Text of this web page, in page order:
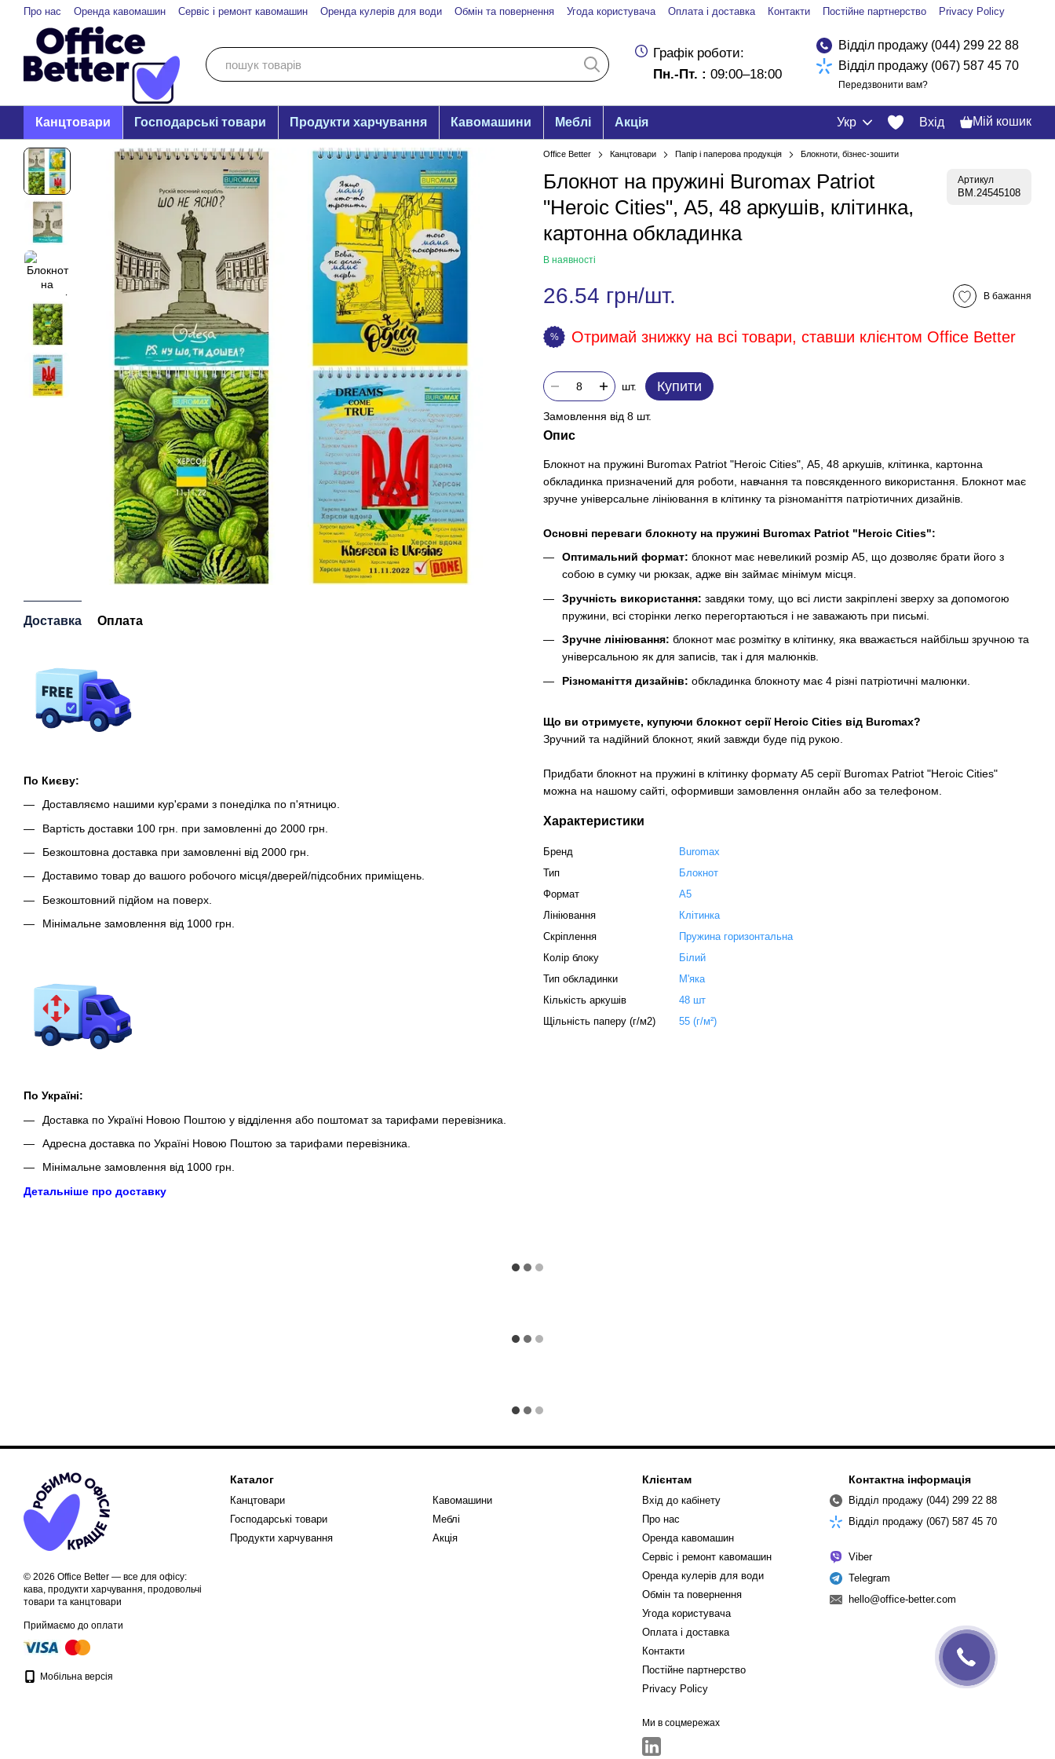
Перейти до основного контенту
Про нас Оренда кавомашин Сервіс і ремонт кавомашин Оренда кулерів для води Обмін та повернення Угода користувача Оплата і доставка Контакти Постійне партнерство Privacy Policy
Графік роботи:
Пн.-Пт. : 09:00–18:00
Відділ продажу (044) 299 22 88
Відділ продажу (067) 587 45 70
Передзвонити вам?
Канцтовари Господарські товари Продукти харчування Кавомашини Меблі Акція Укр Вхід Мій кошик
Доставка Оплата
По Києву:
Доставляємо нашими кур'єрами з понеділка по п'ятницю.
Вартість доставки 100 грн. при замовленні до 2000 грн.
Безкоштовна доставка при замовленні від 2000 грн.
Доставимо товар до вашого робочого місця/дверей/підсобних приміщень.
Безкоштовний підйом на поверх.
Мінімальне замовлення від 1000 грн.
По Україні:
Доставка по Україні Новою Поштою у відділення або поштомат за тарифами перевізника.
Адресна доставка по Україні Новою Поштою за тарифами перевізника.
Мінімальне замовлення від 1000 грн.
Детальніше про доставку
Office Better Канцтовари Папір і паперова продукція Блокноти, бізнес-зошити
Блокнот на пружині Buromax Patriot
"Heroic Cities", А5, 48 аркушів, клітинка,
картонна обкладинка
Артикул
BM.24545108
В наявності
26.54 грн/шт. В бажання
% Отримай знижку на всі товари, ставши клієнтом Office Better
шт. Купити
Замовлення від 8 шт.
Опис
Блокнот на пружині Buromax Patriot "Heroic Cities", А5, 48 аркушів, клітинка, картонна
обкладинка призначений для роботи, навчання та повсякденного використання. Блокнот має
зручне універсальне лініювання в клітинку та різноманіття патріотичних дизайнів.
Основні переваги блокноту на пружині Buromax Patriot "Heroic Cities":
Оптимальний формат: блокнот має невеликий розмір А5, що дозволяє брати його з
собою в сумку чи рюкзак, адже він займає мінімум місця.
Зручність використання: завдяки тому, що всі листи закріплені зверху за допомогою
пружини, всі сторінки легко перегортаються і не заважають при письмі.
Зручне лініювання: блокнот має розмітку в клітинку, яка вважається найбільш зручною та
універсальною як для записів, так і для малюнків.
Різноманіття дизайнів: обкладинка блокноту має 4 різні патріотичні малюнки.
Що ви отримуєте, купуючи блокнот серії Heroic Cities від Buromax?
Зручний та надійний блокнот, який завжди буде під рукою.
Придбати блокнот на пружині в клітинку формату А5 серії Buromax Patriot "Heroic Cities"
можна на нашому сайті, оформивши замовлення онлайн або за телефоном.
Характеристики
Бренд
Buromax
Тип
Блокнот
Формат
А5
Лініювання
Клітинка
Скріплення
Пружина горизонтальна
Колір блоку
Білий
Тип обкладинки
М'яка
Кількість аркушів
48 шт
Щільність паперу (г/м2)
55 (г/м²)
© 2026 Office Better — все для офісу:
кава, продукти харчування, продовольчі
товари та канцтовари
Приймаємо до оплати
Мобільна версія
Каталог
Канцтовари
Господарські товари
Продукти харчування
Кавомашини
Меблі
Акція
Клієнтам
Вхід до кабінету
Про нас
Оренда кавомашин
Сервіс і ремонт кавомашин
Оренда кулерів для води
Обмін та повернення
Угода користувача
Оплата і доставка
Контакти
Постійне партнерство
Privacy Policy
Ми в соцмережах
Контактна інформація
Відділ продажу (044) 299 22 88
Відділ продажу (067) 587 45 70
Viber
Telegram
hello@office-better.com